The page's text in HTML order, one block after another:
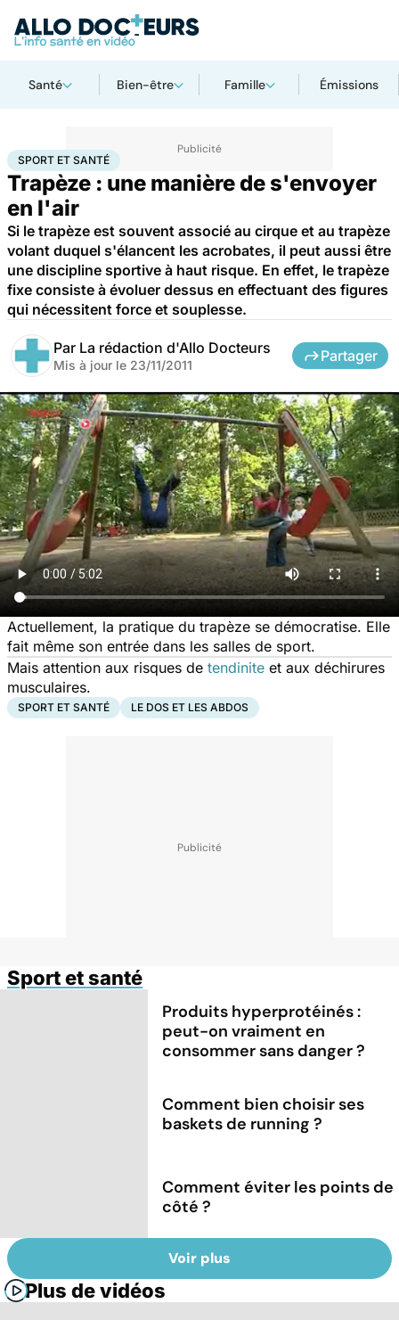
Santé Bien-être Famille Émissions
AccueilBien-êtreSport santé Sport et santé
SPORT ET SANTÉ
Trapèze : une manière de s'envoyer
en l'air
Si le trapèze est souvent associé au cirque et au trapèze
volant duquel s'élancent les acrobates, il peut aussi être
une discipline sportive à haut risque. En effet, le trapèze
fixe consiste à évoluer dessus en effectuant des figures
qui nécessitent force et souplesse.
Par La rédaction d'Allo Docteurs
Mis à jour le 23/11/2011
Partager
Actuellement, la pratique du trapèze se démocratise. Elle
fait même son entrée dans les salles de sport.
Mais attention aux risques de tendinite et aux déchirures
musculaires.
SPORT ET SANTÉ LE DOS ET LES ABDOS
Sport et santé
Produits hyperprotéinés :
peut-on vraiment en
consommer sans danger ?
Comment bien choisir ses
baskets de running ?
Comment éviter les points de
côté ?
Voir plus
Plus de vidéos